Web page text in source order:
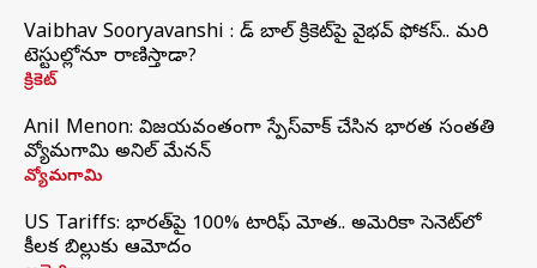
Vaibhav Sooryavanshi : రెడ్ బాల్ క్రికెట్‌పై వైభవ్ ఫోకస్.. మరి
టెస్టుల్లోనూ రాణిస్తాడా?
క్రికెట్
Anil Menon: విజయవంతంగా స్పేస్‌వాక్‌ చేసిన భారత సంతతి
వ్యోమగామి అనిల్‌ మేనన్
వ్యోమగామి
US Tariffs: భారత్‌పై 100% టారిఫ్‌ మోత.. అమెరికా సెనెట్‌లో
కీలక బిల్లుకు ఆమోదం